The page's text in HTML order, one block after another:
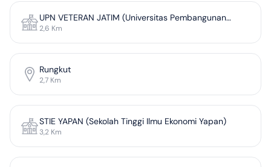
UPN VETERAN JATIM (Universitas Pembangunan
Nasional 'Veteran' Jawa Timur)
2,6 Km
Rungkut
2,7 Km
STIE YAPAN (Sekolah Tinggi Ilmu Ekonomi Yapan)
3,2 Km